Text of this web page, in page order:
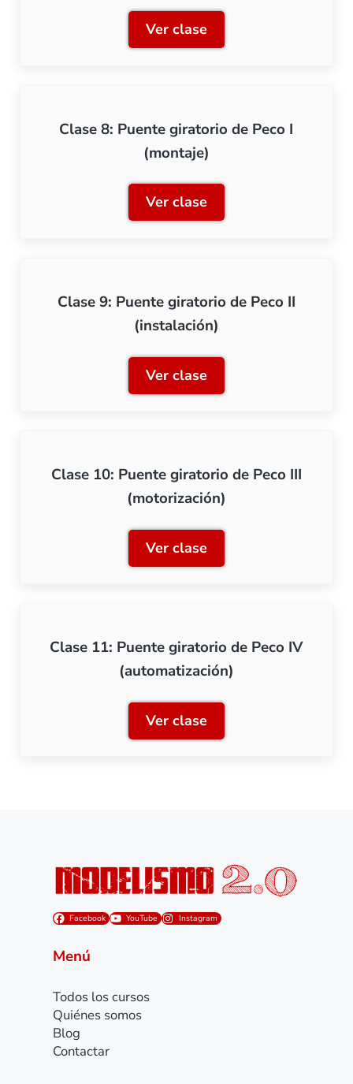
Ver claseClase 7: Digitalización de
Clase 8: Puente giratorio de Peco I
(montaje)
Ver claseClase 8: Puente giratorio
Clase 9: Puente giratorio de Peco II
(instalación)
Ver claseClase 9: Puente giratorio
Clase 10: Puente giratorio de Peco III
(motorización)
Ver claseClase 10: Puente
Clase 11: Puente giratorio de Peco IV
(automatización)
Ver claseClase 11: Puente
Facebook YouTube Instagram
Menú
Todos los cursos
Quiénes somos
Blog
Contactar